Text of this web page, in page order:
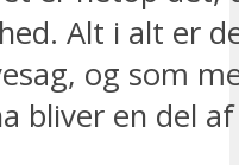
Alt i alt er
og som
bliver en del